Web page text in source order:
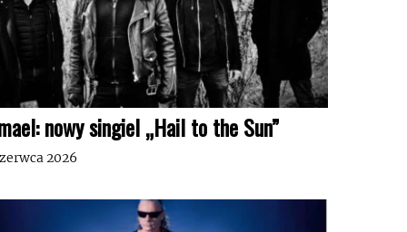
nowy singiel „Hail to the Sun”
2026